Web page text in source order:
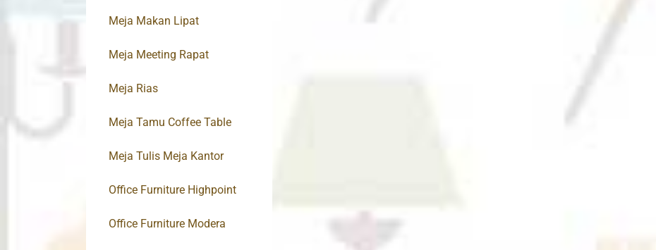
Meja Makan Lipat
Meja Meeting Rapat
Meja Rias
Meja Tamu Coffee Table
Meja Tulis Meja Kantor
Office Furniture Highpoint
Office Furniture Modera